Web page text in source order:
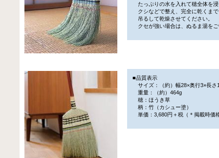
たっぷりの水を入れて穂全体を
クシなどで整え、完全に乾くま
吊るして乾燥させてください。
クセが強い場合は、ぬるま湯を
■品質表示
サイズ：（約）幅28×奥行3×長さ
重量：（約）464g
穂：ほうき草
柄：竹（カシュー塗）
単価：3,680円＋税（＊掲載時価